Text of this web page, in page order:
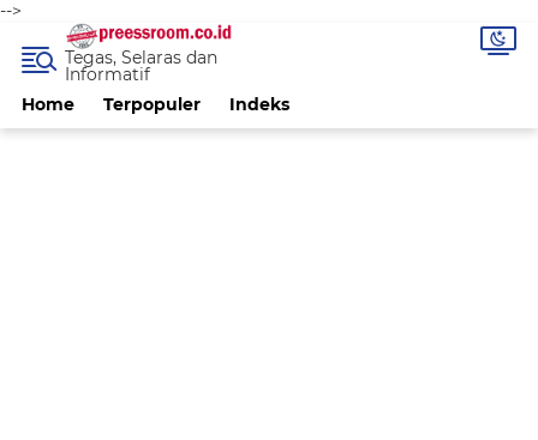
-->
Home Terpopuler Indeks
Tegas, Selaras dan
Informatif